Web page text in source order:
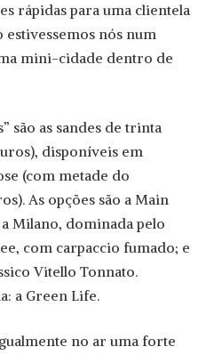
rápidas para uma clientela
estivessemos nós num
mini-cidade dentro de
são as sandes de trinta
disponíveis em
(com metade do
As opções são a Main
Milano, dominada pelo
com carpaccio fumado; e
Vitello Tonnato.
a Green Life.
no ar uma forte